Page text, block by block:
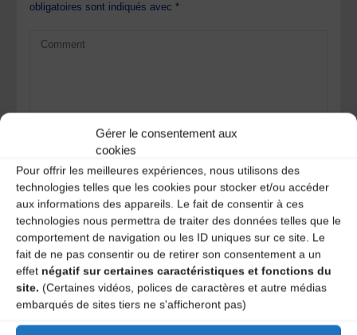
Gérer le consentement aux
cookies
Pour offrir les meilleures expériences, nous utilisons des
technologies telles que les cookies pour stocker et/ou accéder
aux informations des appareils. Le fait de consentir à ces
technologies nous permettra de traiter des données telles que le
comportement de navigation ou les ID uniques sur ce site. Le
fait de ne pas consentir ou de retirer son consentement a un
effet négatif sur certaines caractéristiques et fonctions du
site. (Certaines vidéos, polices de caractères et autre médias
embarqués de sites tiers ne s'afficheront pas)
obligatoires sont indiqués avec*
Save my name, email, and site URL in my browser for next
time I post a comment.